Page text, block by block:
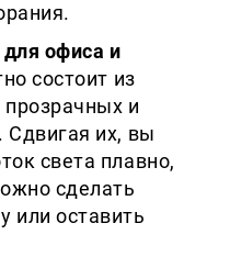
офиса и
состоит из
и
Сдвигая их, вы
света плавно,
сделать
или оставить